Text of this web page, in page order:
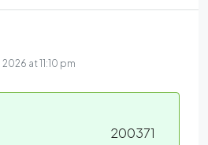
at 11:10 pm
200371